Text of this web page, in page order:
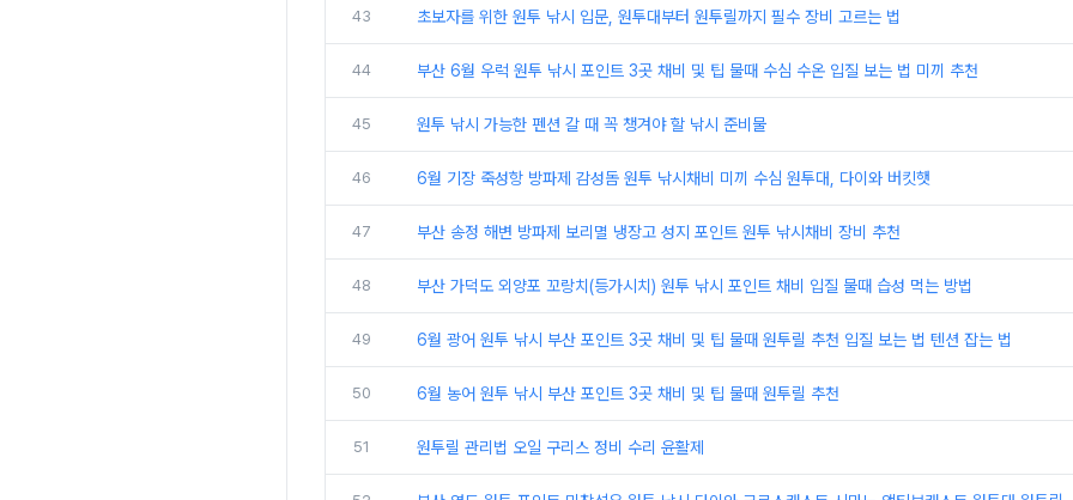
43 초보자를 위한 원투 낚시 입문, 원투대부터 원투릴까지 필수 장비 고르는 법
44 부산 6월 우럭 원투 낚시 포인트 3곳 채비 및 팁 물때 수심 수온 입질 보는 법 미끼 추천
45 원투 낚시 가능한 펜션 갈 때 꼭 챙겨야 할 낚시 준비물
46 6월 기장 죽성항 방파제 감성돔 원투 낚시채비 미끼 수심 원투대, 다이와 버킷햇
47 부산 송정 해변 방파제 보리멸 냉장고 성지 포인트 원투 낚시채비 장비 추천
48 부산 가덕도 외양포 꼬랑치(등가시치) 원투 낚시 포인트 채비 입질 물때 습성 먹는 방법
49 6월 광어 원투 낚시 부산 포인트 3곳 채비 및 팁 물때 원투릴 추천 입질 보는 법 텐션 잡는 법
50 6월 농어 원투 낚시 부산 포인트 3곳 채비 및 팁 물때 원투릴 추천
51 원투릴 관리법 오일 구리스 정비 수리 윤활제